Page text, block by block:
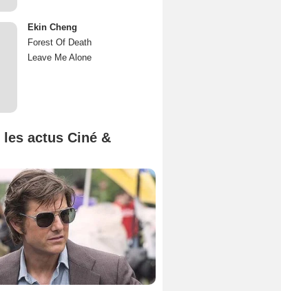
Ekin Cheng
Forest Of Death
Leave Me Alone
les actus Ciné &